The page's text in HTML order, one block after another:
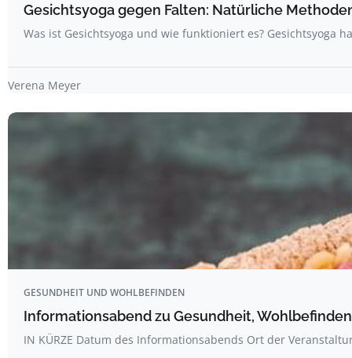
Gesichtsyoga gegen Falten: Natürliche
Was ist Gesichtsyoga und wie funktioniert es? Gesichtsyoga
Verena Meyer
GESUNDHEIT UND WOHLBEFINDEN
Informationsabend zu Gesundheit,
IN KÜRZE Datum des Informationsabends Ort der